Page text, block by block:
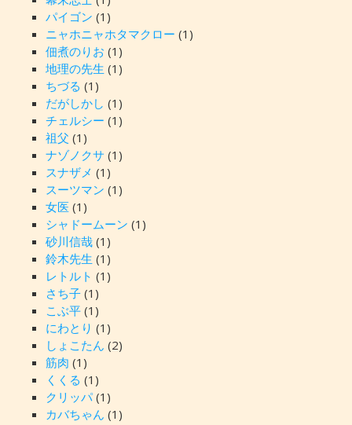
パイゴン (1)
ニャホニャホタマクロー (1)
佃煮のりお (1)
地理の先生 (1)
ちづる (1)
だがしかし (1)
チェルシー (1)
祖父 (1)
ナゾノクサ (1)
スナザメ (1)
スーツマン (1)
女医 (1)
シャドームーン (1)
砂川信哉(1)
鈴木先生 (1)
レトルト (1)
さち子(1)
こぶ平(1)
にわとり (1)
しょこたん (2)
筋肉 (1)
くくる (1)
クリッパ(1)
カバちゃん (1)